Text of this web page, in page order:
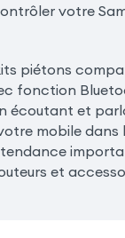
votre
piétons
fonction
écoutant et
mobile dans
et